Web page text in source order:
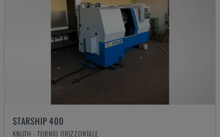
STARSHIP 400
KNUTH - TORNIO ORIZZONTALE